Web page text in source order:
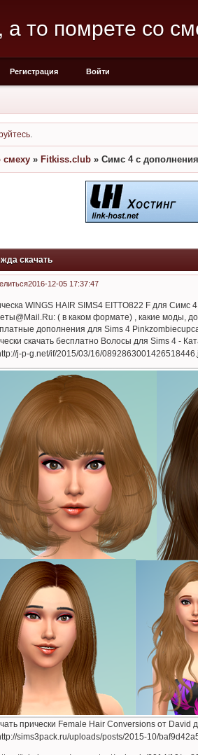
то помрете со
Регистрация Войти
смеху » Fitkiss.club » Симс 4 с
скачать
2016-12-05 17:37:47
WINGS HAIR SIMS4 EITTO822 F для Симс
( в каком формате) , какие моды,
дополнения для Sims 4
скачать бесплатно Волосы для Sims 4 -
прически Female Hair Conversions от David